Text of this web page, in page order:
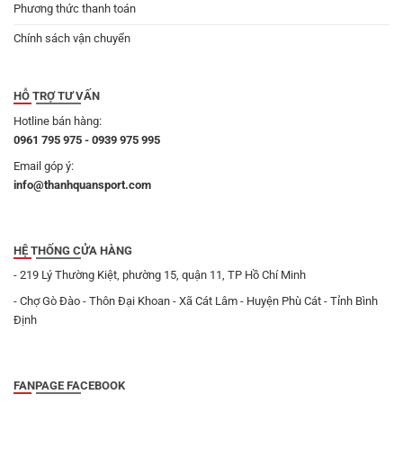
Phương thức thanh toán
Chính sách vận chuyển
HỖ TRỢ TƯ VẤN
Hotline bán hàng:
0961 795 975 - 0939 975 995
Email góp ý:
info@thanhquansport.com
HỆ THỐNG CỬA HÀNG
- 219 Lý Thường Kiệt, phường 15, quận 11, TP Hồ Chí Minh
- Chợ Gò Đào - Thôn Đại Khoan - Xã Cát Lâm - Huyện Phù Cát - Tỉnh Bình
Định
FANPAGE FACEBOOK